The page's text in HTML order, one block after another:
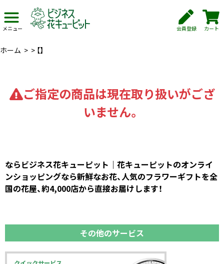
メニュー 会員登録 カート
ホーム > > 【】
ご指定の商品は現在取り扱いがござ
いません。
ならビジネス花キューピット｜花キューピットのオンライ
ンショッピングなら新鮮なお花、人気のフラワーギフトを全
国の花屋、約4,000店から直接お届けします！
その他のサービス